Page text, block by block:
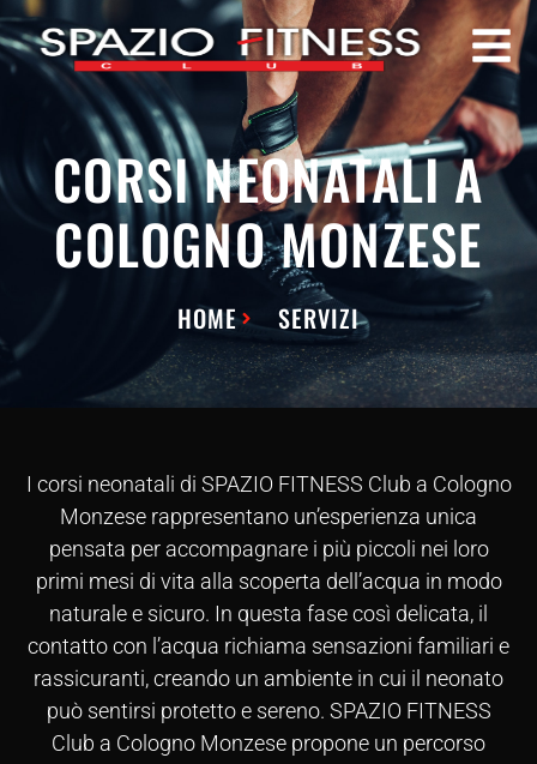
CORSI NEONATALI A
COLOGNO MONZESE
HOME SERVIZI
I corsi neonatali di SPAZIO FITNESS Club a Cologno
Monzese rappresentano un’esperienza unica
pensata per accompagnare i più piccoli nei loro
primi mesi di vita alla scoperta dell’acqua in modo
naturale e sicuro. In questa fase così delicata, il
contatto con l’acqua richiama sensazioni familiari e
rassicuranti, creando un ambiente in cui il neonato
può sentirsi protetto e sereno. SPAZIO FITNESS
Club a Cologno Monzese propone un percorso